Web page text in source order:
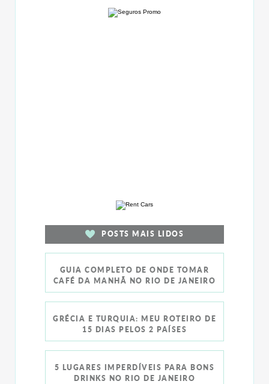
POSTS MAIS LIDOS
GUIA COMPLETO DE ONDE TOMAR
CAFÉ DA MANHÃ NO RIO DE JANEIRO
GRÉCIA E TURQUIA: MEU ROTEIRO DE
15 DIAS PELOS 2 PAÍSES
5 LUGARES IMPERDÍVEIS PARA BONS
DRINKS NO RIO DE JANEIRO